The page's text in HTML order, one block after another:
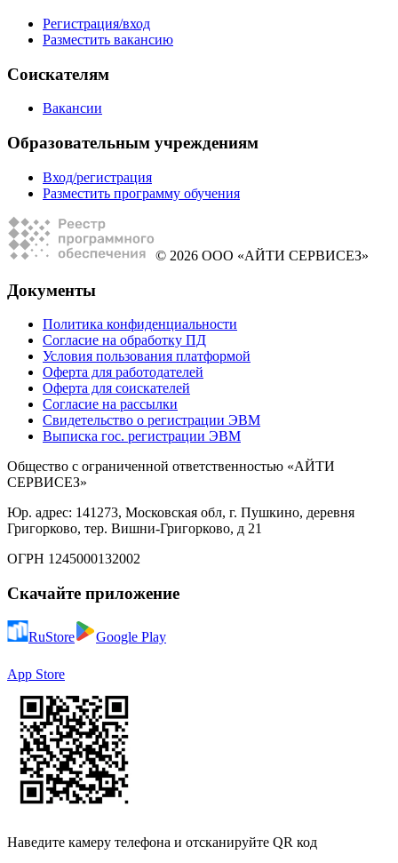
Регистрация/вход
Разместить вакансию
Соискателям
Вакансии
Образовательным учреждениям
Вход/регистрация
Разместить программу обучения
© 2026 ООО «АЙТИ СЕРВИСЕЗ»
Документы
Политика конфиденциальности
Согласие на обработку ПД
Условия пользования платформой
Оферта для работодателей
Оферта для соискателей
Согласие на рассылки
Свидетельство о регистрации ЭВМ
Выписка гос. регистрации ЭВМ
Общество с ограниченной ответственностью «АЙТИ
СЕРВИСЕЗ»
Юр. адрес: 141273, Московская обл, г. Пушкино, деревня
Григорково, тер. Вишни-Григорково, д 21
ОГРН 1245000132002
Скачайте приложение
RuStore Google Play
App Store
Наведите камеру телефона и отсканируйте QR код